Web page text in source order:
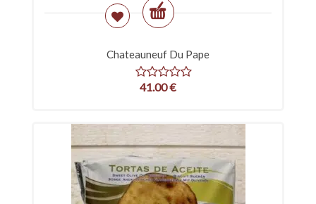
Chateauneuf Du Pape
41.00€